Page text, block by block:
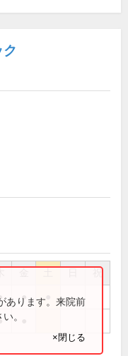
祝
● ●
あります。来院前
。
×閉じる